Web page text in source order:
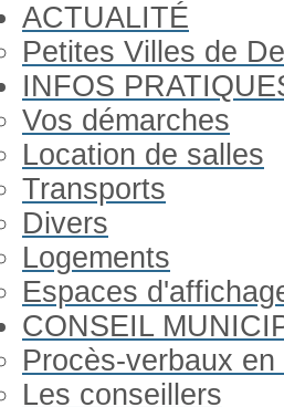
ACTUALITÉ
Petites Villes de
INFOS
Vos démarches
Location de salles
Transports
Divers
Logements
Espaces
CONSEIL
Procès-verbaux en
Les conseillers